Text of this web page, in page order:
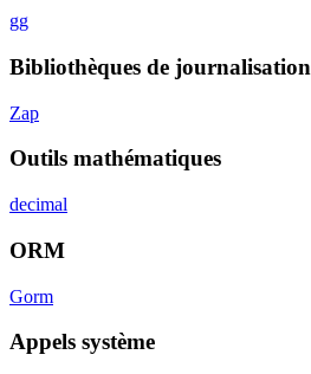
gg
Bibliothèques de journalisation
Zap
Outils mathématiques
decimal
ORM
Gorm
Appels système